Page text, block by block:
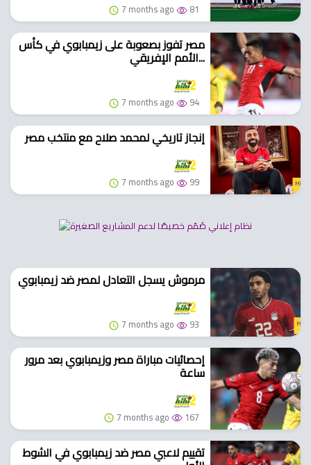
7 months ago 81
مصر تفوز بصعوبة على زيمبابوي في كأس
الأمم الإفريقي...
7 months ago 94
إنجاز تاريخي لمحمد صلاح مع منتخب مصر
7 months ago 99
مرموش يسجل التعادل لمصر ضد زيمبابوي
7 months ago 93
إحصائيات مباراة مصر وزيمبابوي بعد مرور
ساعة
7 months ago 167
تقييم لاعبي مصر ضد زيمبابوي في الشوط